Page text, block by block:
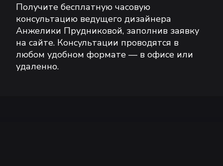
Получите бесплатную часовую
консультацию ведущего дизайнера
Анжелики Прудниковой, заполнив заявку
на сайте. Консультации проводятся в
любом удобном формате — в офисе или
удаленно.